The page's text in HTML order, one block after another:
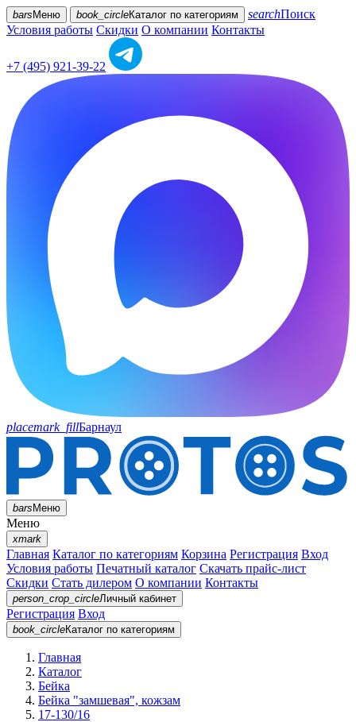
bars Меню book_circleКаталог по категориям searchПоиск
Условия работы Скидки О компании Контакты
+7 (495) 921-39-22
placemark_fillБарнаул
barsМеню
Меню
xmark
Главная Каталог по категориям Корзина Регистрация Вход
Условия работы Печатный каталог Скачать прайс-лист
Скидки Стать дилером О компании Контакты
person_crop_circleЛичный кабинет
Регистрация Вход
book_circleКаталог по категориям
Главная
Каталог
Бейка
Бейка "замшевая", кожзам
17-130/16